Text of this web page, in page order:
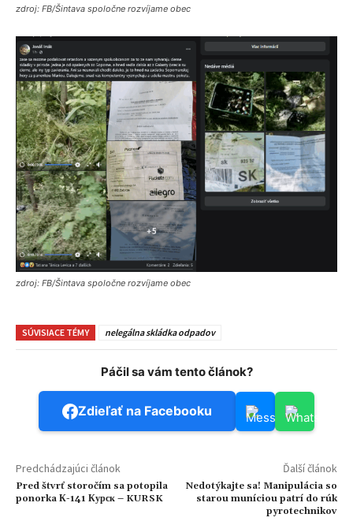
zdroj: FB/Šintava spoločne rozvíjame obec
zdroj: FB/Šintava spoločne rozvíjame obec
SÚVISIACE TÉMY nelegálna skládka odpadov
Páčil sa vám tento článok?
Zdieľať na Facebooku
Predchádzajúci článok
Pred štvrť storočím sa potopila
ponorka К-141 Курск – KURSK
Ďalší článok
Nedotýkajte sa! Manipulácia so
starou muníciou patrí do rúk
pyrotechnikov